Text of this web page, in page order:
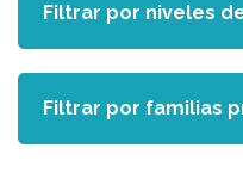
Filtrar por niveles
Filtrar por familias